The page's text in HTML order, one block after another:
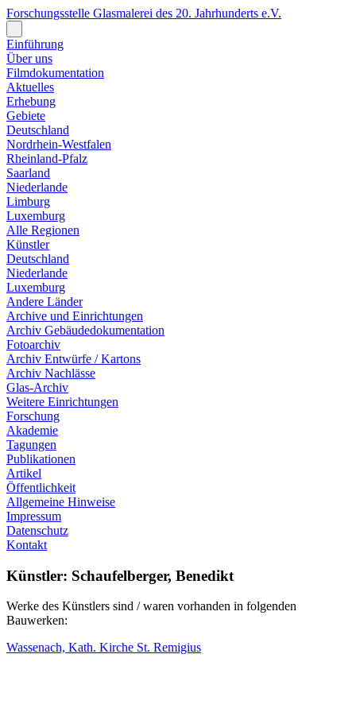
Forschungsstelle Glasmalerei des 20. Jahrhunderts e.V.
Einführung
Über uns
Filmdokumentation
Aktuelles
Erhebung
Gebiete
Deutschland
Nordrhein-Westfalen
Rheinland-Pfalz
Saarland
Niederlande
Limburg
Luxemburg
Alle Regionen
Künstler
Deutschland
Niederlande
Luxemburg
Andere Länder
Archive und Einrichtungen
Archiv Gebäudedokumentation
Fotoarchiv
Archiv Entwürfe / Kartons
Archiv Nachlässe
Glas-Archiv
Weitere Einrichtungen
Forschung
Akademie
Tagungen
Publikationen
Artikel
Öffentlichkeit
Allgemeine Hinweise
Impressum
Datenschutz
Kontakt
Künstler: Schaufelberger, Benedikt
Werke des Künstlers sind / waren vorhanden in folgenden
Bauwerken:
Wassenach, Kath. Kirche St. Remigius